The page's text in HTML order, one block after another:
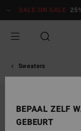
naar
SALE ON SALE
Sweaters
BEPAAL ZELF
GEBEURT